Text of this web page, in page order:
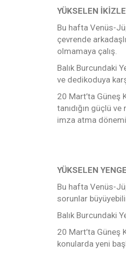
YÜKSELEN
Bu hafta Venüs-
çevrende
olmamaya çalış.
Balık Burcundaki
ve dedikoduya
20 Mart’ta Güneş
tanıdığın güçlü
imza atma dönemi
YÜKSELEN
Bu hafta Venüs-
sorunlar
Balık Burcundaki
20 Mart’ta
konularda yeni